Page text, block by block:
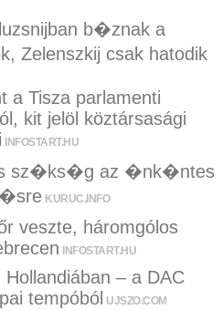
b�znak a
Zelenszkij csak hatodik
a Tisza parlamenti
kit jelöl köztársasági
INFOSTART.HU
sz�ks�g az �nk�ntes
KURUC.INFO
veszte, háromgólos
INFOSTART.HU
– a DAC
tempóból UJSZO.COM